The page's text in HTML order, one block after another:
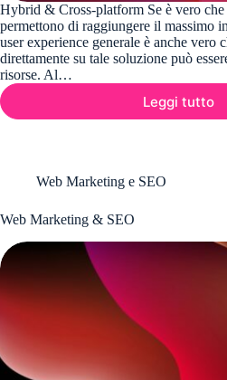
Hybrid & Cross-platform Se è vero
permettono di raggiungere il massimo
user experience generale è anche vero
direttamente su tale soluzione può
risorse. Al…
Leggi tutto
Hybrid
Web Marketing e SEO
Web Marketing & SEO